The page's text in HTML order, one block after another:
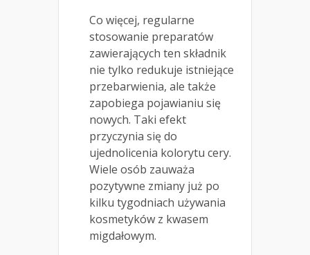
Co więcej, regularne
stosowanie preparatów
zawierających ten składnik
nie tylko redukuje istniejące
przebarwienia, ale także
zapobiega pojawianiu się
nowych. Taki efekt
przyczynia się do
ujednolicenia kolorytu cery.
Wiele osób zauważa
pozytywne zmiany już po
kilku tygodniach używania
kosmetyków z kwasem
migdałowym.